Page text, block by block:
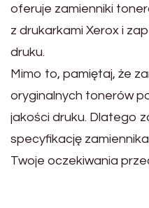
oferuje zamienniki
z drukarkami Xerox i
druku.
Mimo to, pamiętaj, że
oryginalnych tonerów
jakości druku. Dlatego
specyfikację
Twoje oczekiwania